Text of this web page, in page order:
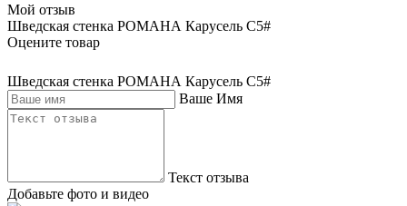
Мой отзыв
Шведская стенка РОМАНА Карусель С5#
Оцените товар
Шведская стенка РОМАНА Карусель С5#
Ваше Имя
Текст отзыва
Добавьте фото и видео